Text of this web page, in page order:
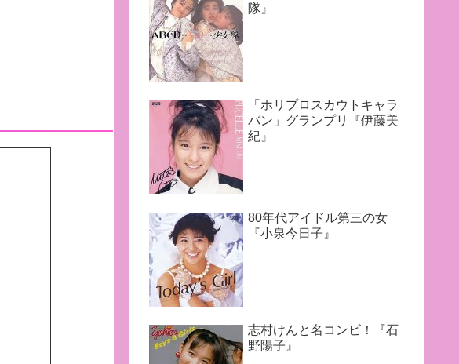
隊』
「ホリプロスカウトキャラ
バン」グランプリ『伊藤美
紀』
80年代アイドル第三の女
『小泉今日子』
志村けんと名コンビ！『石
野陽子』